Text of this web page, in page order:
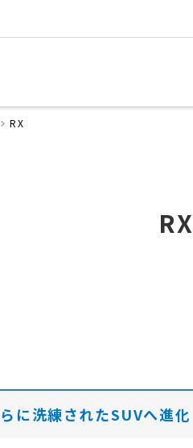
RX
RX
に洗練されたSUVへ進化